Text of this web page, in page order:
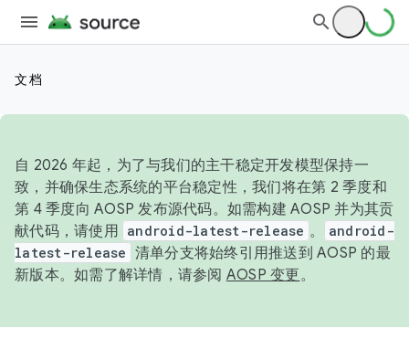
文档
自 2026 年起，为了与我们的主干稳定开发模型保持一
致，并确保生态系统的平台稳定性，我们将在第 2 季度和
第 4 季度向 AOSP 发布源代码。如需构建 AOSP 并为其贡
献代码，请使用 android-latest-release 。
android-
latest-release 清单分支将始终引用推送到 AOSP 的最
新版本。如需了解详情，请参阅 AOSP 变更。